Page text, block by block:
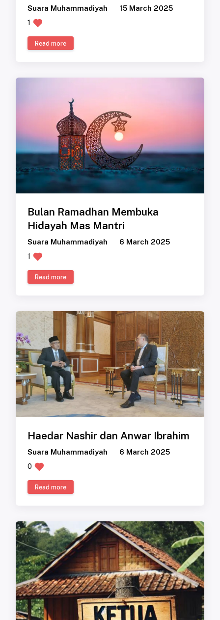
Suara Muhammadiyah
15 March 2025
1
Read more
Bulan Ramadhan Membuka
Hidayah Mas Mantri
Suara Muhammadiyah
6 March 2025
1
Read more
Haedar Nashir dan Anwar Ibrahim
Suara Muhammadiyah
6 March 2025
0
Read more